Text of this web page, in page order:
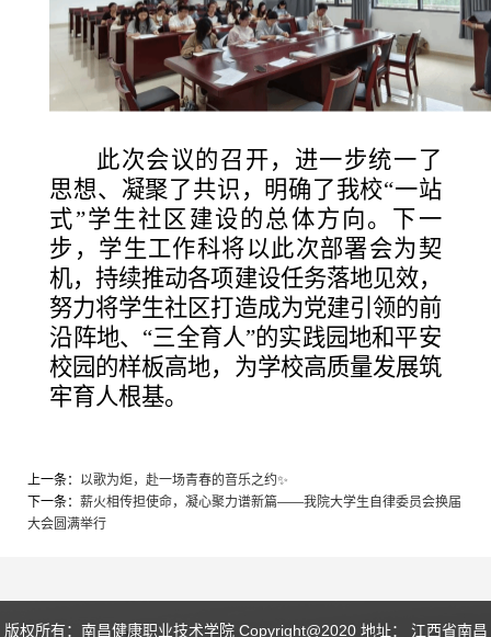
此次会议的召开，进一步统一了
思想、凝聚了共识，明确了我校“一站
式”学生社区建设的总体方向。下一
步，学生工作科将以此次部署会为契
机，持续推动各项建设任务落地见效，
努力将学生社区打造成为党建引领的前
沿阵地、“三全育人”的实践园地和平安
校园的样板高地，为学校高质量发展筑
牢育人根基。
上一条： 以歌为炬，赴一场青春的音乐之约✨
下一条：薪火相传担使命，凝心聚力谱新篇——我院大学生自律委员会换届
大会圆满举行
版权所有：南昌健康职业技术学院 Copyright@2020 地址： 江西省南昌